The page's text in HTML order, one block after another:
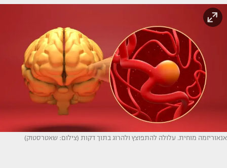
אנאוריזמה מוחית. עלולה להתפוצץ ולהרוג בתוך דקות (צילום: שאטרסטוק)